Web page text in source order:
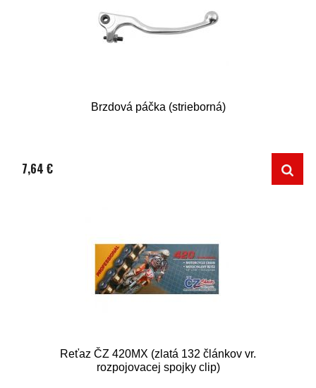
Brzdová páčka (strieborná)
7,64 €
Reťaz ČZ 420MX (zlatá 132 článkov vr.
rozpojovacej spojky clip)